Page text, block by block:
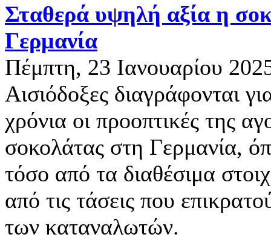
Σταθερά υψηλή αξία η
Γερμανία
Πέμπτη, 23 Ιανουαρίου
Αισιόδοξες διαγράφονται
χρόνια οι προοπτικές της
σοκολάτας στη Γερμανία,
τόσο από τα διαθέσιμα
από τις τάσεις που
των καταναλωτών.